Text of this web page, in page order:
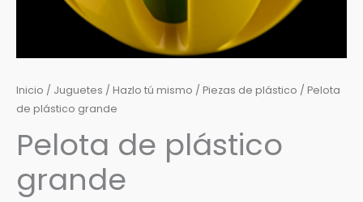
Inicio / Juguetes / Hazlo tú mismo / Piezas de plástico / Pelota
de plástico grande
Pelota de plástico
grande